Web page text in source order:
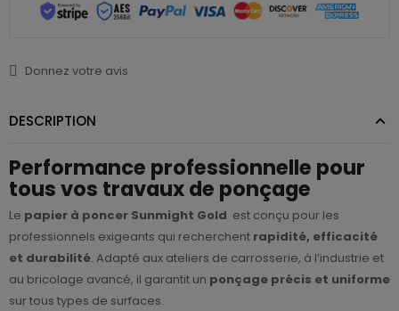
Donnez votre avis
DESCRIPTION
Performance professionnelle pour
tous vos travaux de ponçage
Le papier à poncer Sunmight Gold est conçu pour les
professionnels exigeants qui recherchent rapidité, efficacité
et durabilité. Adapté aux ateliers de carrosserie, à l’industrie et
au bricolage avancé, il garantit un ponçage précis et uniforme
sur tous types de surfaces.